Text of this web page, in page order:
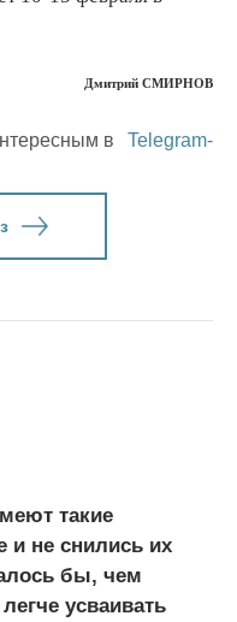
Дмитрий СМИРНОВ
в
Telegram-
такие
и не снились их
бы, чем
усваивать